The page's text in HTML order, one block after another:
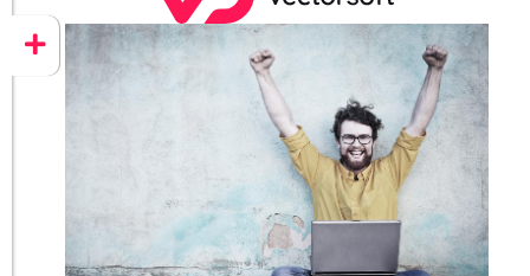
CONZEPT 16
YEET